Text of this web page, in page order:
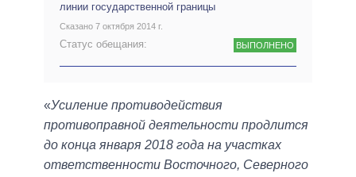
линии государственной границы
Сказано 7 октября 2014 г.
Статус обещания: ВЫПОЛНЕНО
«Усиление противодействия
противоправной деятельности продлится
до конца января 2018 года на участках
ответственности Восточного, Северного